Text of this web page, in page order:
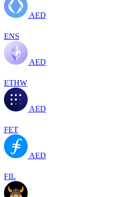
AED
ENS
AED
ETHW
AED
FET
AED
FIL